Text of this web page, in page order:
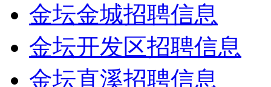
金坛金城招聘信息
金坛开发区招聘信息
金坛直溪招聘信息